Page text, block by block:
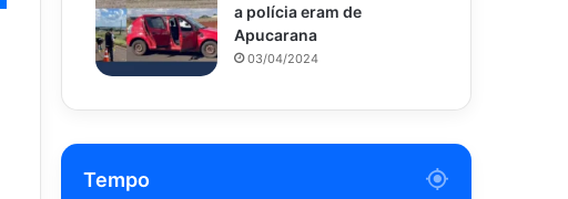
a polícia eram de
Apucarana
03/04/2024
Tempo